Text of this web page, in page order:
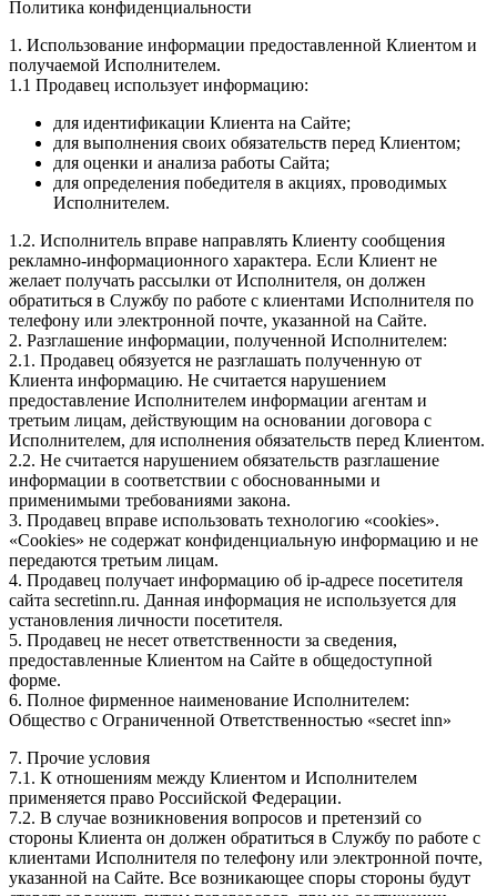
Политика конфиденциальности
1. Использование информации предоставленной Клиентом и
получаемой Исполнителем.
1.1 Продавец использует информацию:
для идентификации Клиента на Сайте;
для выполнения своих обязательств перед Клиентом;
для оценки и анализа работы Сайта;
для определения победителя в акциях, проводимых
Исполнителем.
1.2. Исполнитель вправе направлять Клиенту сообщения
рекламно-информационного характера. Если Клиент не
желает получать рассылки от Исполнителя, он должен
обратиться в Службу по работе с клиентами Исполнителя по
телефону или электронной почте, указанной на Сайте.
2. Разглашение информации, полученной Исполнителем:
2.1. Продавец обязуется не разглашать полученную от
Клиента информацию. Не считается нарушением
предоставление Исполнителем информации агентам и
третьим лицам, действующим на основании договора с
Исполнителем, для исполнения обязательств перед Клиентом.
2.2. Не считается нарушением обязательств разглашение
информации в соответствии с обоснованными и
применимыми требованиями закона.
3. Продавец вправе использовать технологию «cookies».
«Cookies» не содержат конфиденциальную информацию и не
передаются третьим лицам.
4. Продавец получает информацию об ip-адресе посетителя
сайта secretinn.ru. Данная информация не используется для
установления личности посетителя.
5. Продавец не несет ответственности за сведения,
предоставленные Клиентом на Сайте в общедоступной
форме.
6. Полное фирменное наименование Исполнителем:
Общество с Ограниченной Ответственностью «secret inn»
7. Прочие условия
7.1. К отношениям между Клиентом и Исполнителем
применяется право Российской Федерации.
7.2. В случае возникновения вопросов и претензий со
стороны Клиента он должен обратиться в Службу по работе с
клиентами Исполнителя по телефону или электронной почте,
указанной на Сайте. Все возникающее споры стороны будут